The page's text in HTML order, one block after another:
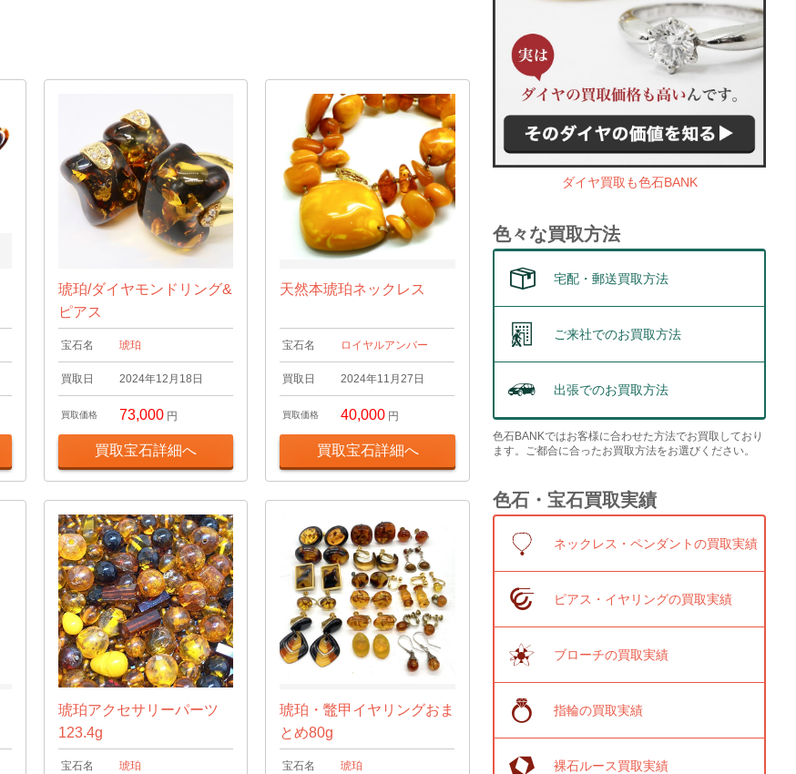
琥珀/ダイヤモンドリング&
ピアス
宝石名 琥珀
買取日 2024年12月18日
買取価格 73,000 円
買取宝石詳細へ
天然本琥珀ネックレス
宝石名 ロイヤルアンバー
買取日 2024年11月27日
買取価格 40,000 円
買取宝石詳細へ
琥珀アクセサリーパーツ
123.4g
宝石名 琥珀
琥珀・鼈甲イヤリングおま
とめ80g
宝石名 琥珀
ダイヤ買取も色石BANK
色々な買取方法
宅配・郵送買取方法
ご来社でのお買取方法
出張でのお買取方法
色石BANKではお客様に合わせた方法でお買取しており
ます。ご都合に合ったお買取方法をお選びください。
色石・宝石買取実績
ネックレス・ペンダントの買取実績
ピアス・イヤリングの買取実績
ブローチの買取実績
指輪の買取実績
裸石ルース買取実績